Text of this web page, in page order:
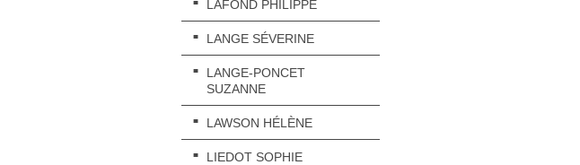
LAFOND PHILIPPE
LANGE SÉVERINE
LANGE-PONCET
SUZANNE
LAWSON HÉLÈNE
LIEDOT SOPHIE